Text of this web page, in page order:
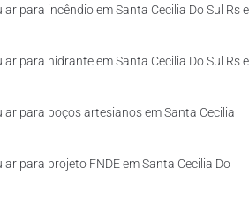
para incêndio em Santa Cecilia Do Sul Rs e
para hidrante em Santa Cecilia Do Sul Rs e
para poços artesianos em Santa Cecilia
para projeto FNDE em Santa Cecilia Do